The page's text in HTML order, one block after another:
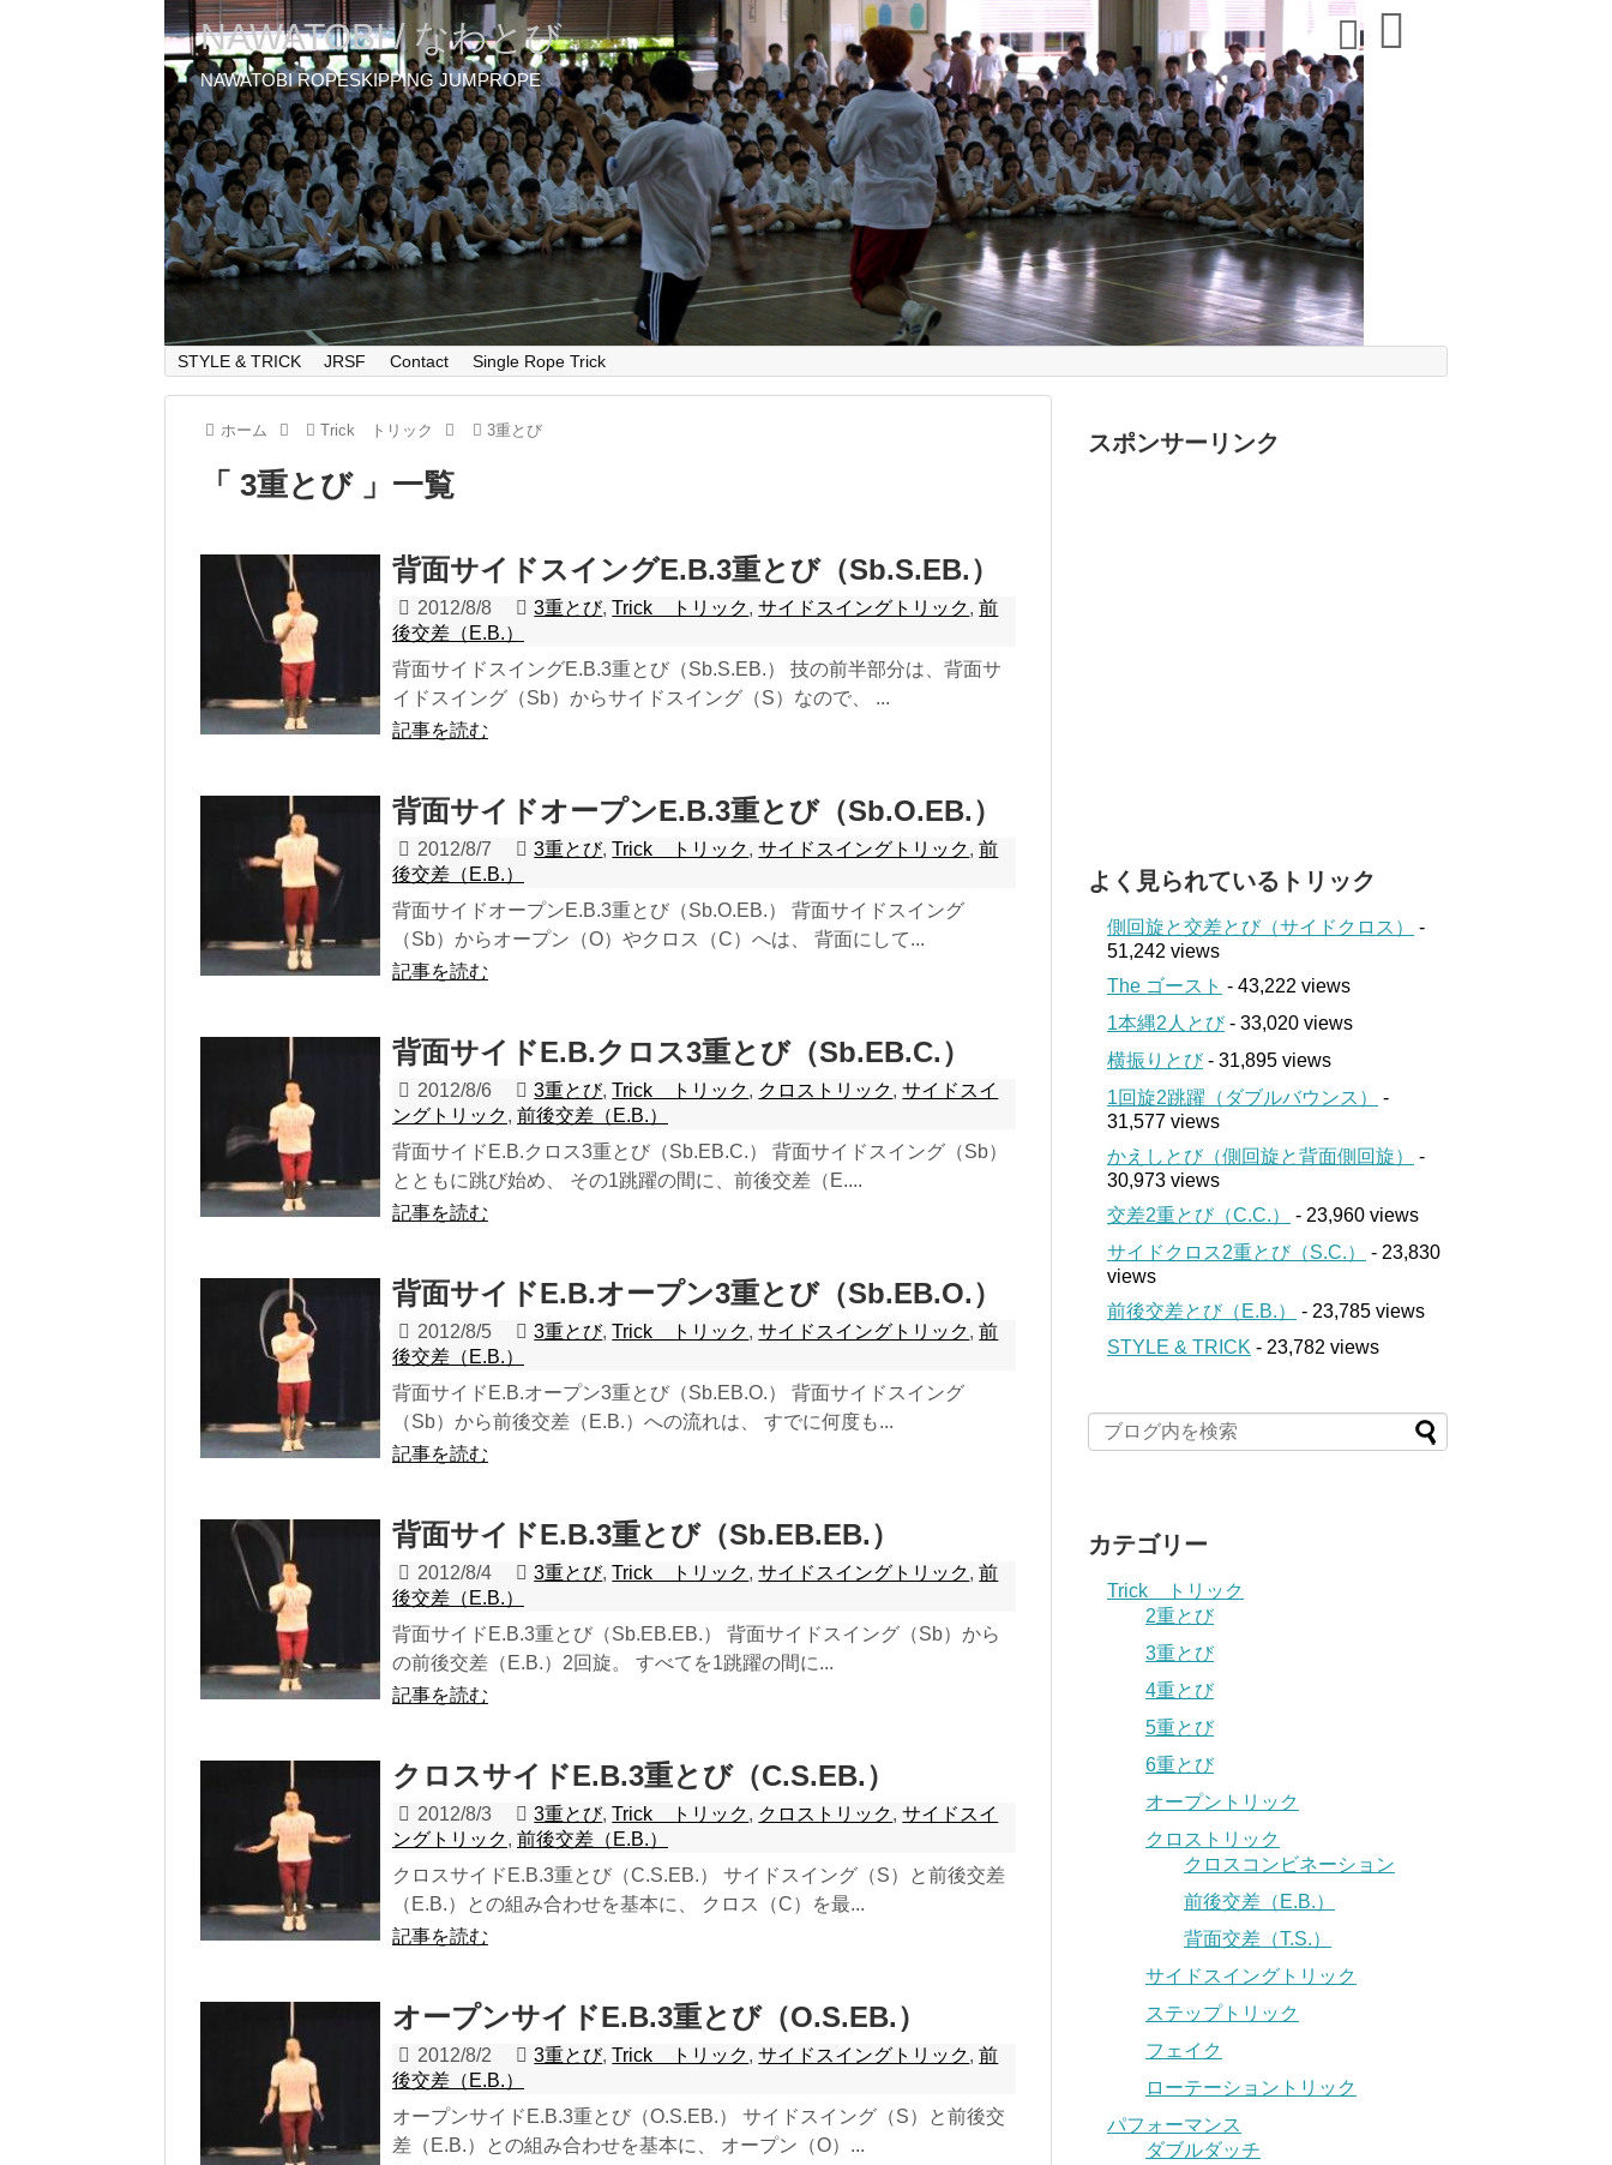
NAWATOBI / なわとび
NAWATOBI ROPESKIPPING JUMPROPE
STYLE & TRICK JRSF Contact Single Rope Trick
ホーム Trick トリック 3重とび
「 3重とび 」一覧
背面サイドスイングE.B.3重とび（Sb.S.EB.）
2012/8/8 3重とび,Trick トリック,サイドスイングトリック,前
後交差（E.B.）
背面サイドスイングE.B.3重とび（Sb.S.EB.） 技の前半部分は、背面サ
イドスイング（Sb）からサイドスイング（S）なので、 ...
記事を読む
背面サイドオープンE.B.3重とび（Sb.O.EB.）
2012/8/7 3重とび,Trick トリック,サイドスイングトリック,前
後交差（E.B.）
背面サイドオープンE.B.3重とび（Sb.O.EB.） 背面サイドスイング
（Sb）からオープン（O）やクロス（C）へは、 背面にして...
記事を読む
背面サイドE.B.クロス3重とび（Sb.EB.C.）
2012/8/6 3重とび,Trick トリック, クロストリック,サイドスイ
ングトリック, 前後交差（E.B.）
背面サイドE.B.クロス3重とび（Sb.EB.C.） 背面サイドスイング（Sb）
とともに跳び始め、 その1跳躍の間に、前後交差（E....
記事を読む
背面サイドE.B.オープン3重とび（Sb.EB.O.）
2012/8/5 3重とび,Trick トリック,サイドスイングトリック,前
後交差（E.B.）
背面サイドE.B.オープン3重とび（Sb.EB.O.） 背面サイドスイング
（Sb）から前後交差（E.B.）への流れは、 すでに何度も...
記事を読む
背面サイドE.B.3重とび（Sb.EB.EB.）
2012/8/4 3重とび,Trick トリック,サイドスイングトリック,前
後交差（E.B.）
背面サイドE.B.3重とび（Sb.EB.EB.） 背面サイドスイング（Sb）から
の前後交差（E.B.）2回旋。 すべてを1跳躍の間に...
記事を読む
クロスサイドE.B.3重とび（C.S.EB.）
2012/8/3 3重とび,Trick トリック, クロストリック,サイドスイ
ングトリック, 前後交差（E.B.）
クロスサイドE.B.3重とび（C.S.EB.） サイドスイング（S）と前後交差
（E.B.）との組み合わせを基本に、 クロス（C）を最...
記事を読む
オープンサイドE.B.3重とび（O.S.EB.）
2012/8/2 3重とび,Trick トリック,サイドスイングトリック,前
後交差（E.B.）
オープンサイドE.B.3重とび（O.S.EB.） サイドスイング（S）と前後交
差（E.B.）との組み合わせを基本に、 オープン（O）...
スポンサーリンク
よく見られているトリック
側回旋と交差とび（サイドクロス）
-
51,242 views
The ゴースト - 43,222 views
1本縄2人とび- 33,020 views
横振りとび- 31,895 views
1回旋2跳躍（ダブルバウンス）
-
31,577 views
かえしとび（側回旋と背面側回旋）
-
30,973 views
交差2重とび（C.C.）
- 23,960 views
サイドクロス2重とび（S.C.）
- 23,830
views
前後交差とび（E.B.）
- 23,785 views
STYLE & TRICK - 23,782 views
カテゴリー
Trick トリック
2重とび
3重とび
4重とび
5重とび
6重とび
オープントリック
クロストリック
クロスコンビネーション
前後交差（E.B.）
背面交差（T.S.）
サイドスイングトリック
ステップトリック
フェイク
ローテーショントリック
パフォーマンス
ダブルダッチ